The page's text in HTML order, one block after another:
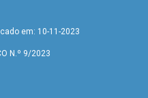
em: 10-11-2023
N.º 9/2023